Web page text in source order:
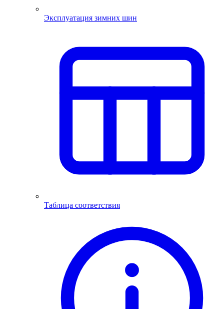
Эксплуатация зимних шин
Таблица соответствия